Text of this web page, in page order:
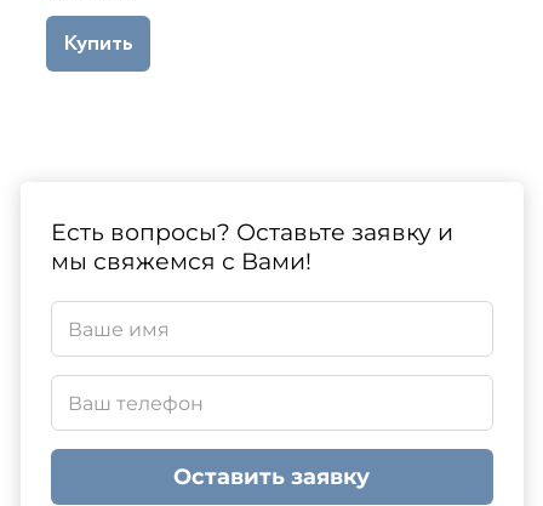
Купить
Есть вопросы? Оставьте заявку и
мы свяжемся с Вами!
Оставить заявку